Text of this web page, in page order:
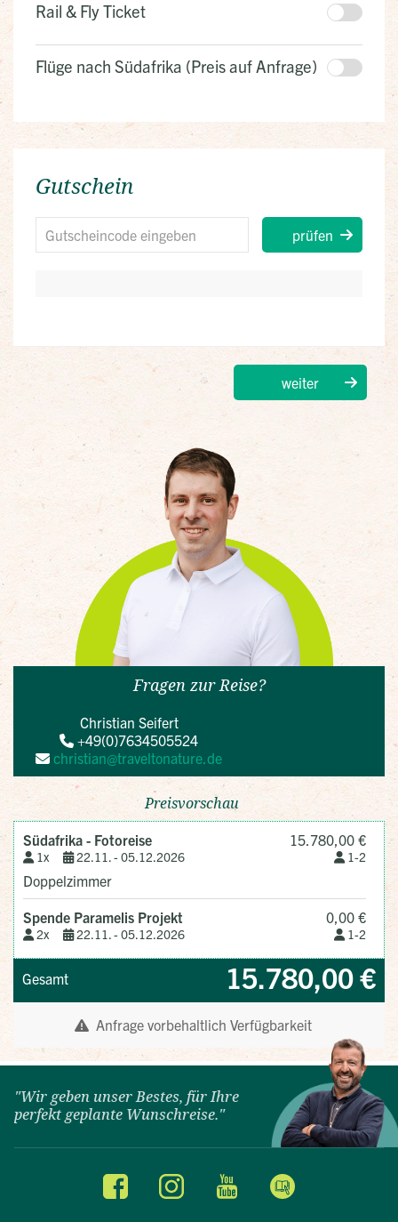
"Wir geben unser Bestes, für Ihre
perfekt geplante Wunschreise."